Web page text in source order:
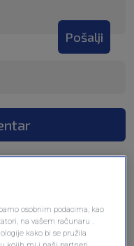
Pošalji
osobnim podacima, kao
na vašem računaru .
kako bi se pružila